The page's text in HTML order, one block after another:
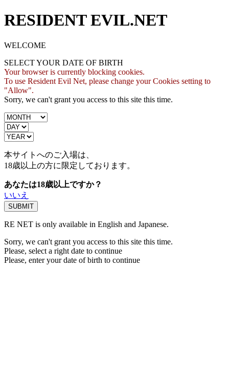
RESIDENT EVIL.NET
WELCOME
SELECT YOUR DATE OF BIRTH
Your browser is currently blocking cookies.
To use Resident Evil Net, please change your Cookies setting to
"Allow".
Sorry, we can't grant you access to this site this time.
本サイトへのご入場は、
18歳以上の方に限定しております。
あなたは18歳以上ですか？
いいえ
RE NET is only available in English and Japanese.
Sorry, we can't grant you access to this site this time.
Please, select a right date to continue
Please, enter your date of birth to continue